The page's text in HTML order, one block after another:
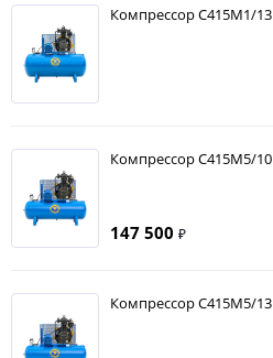
Компрессор С415М1/13
Компрессор С415М5/10
147 500 ₽
Компрессор С415М5/13